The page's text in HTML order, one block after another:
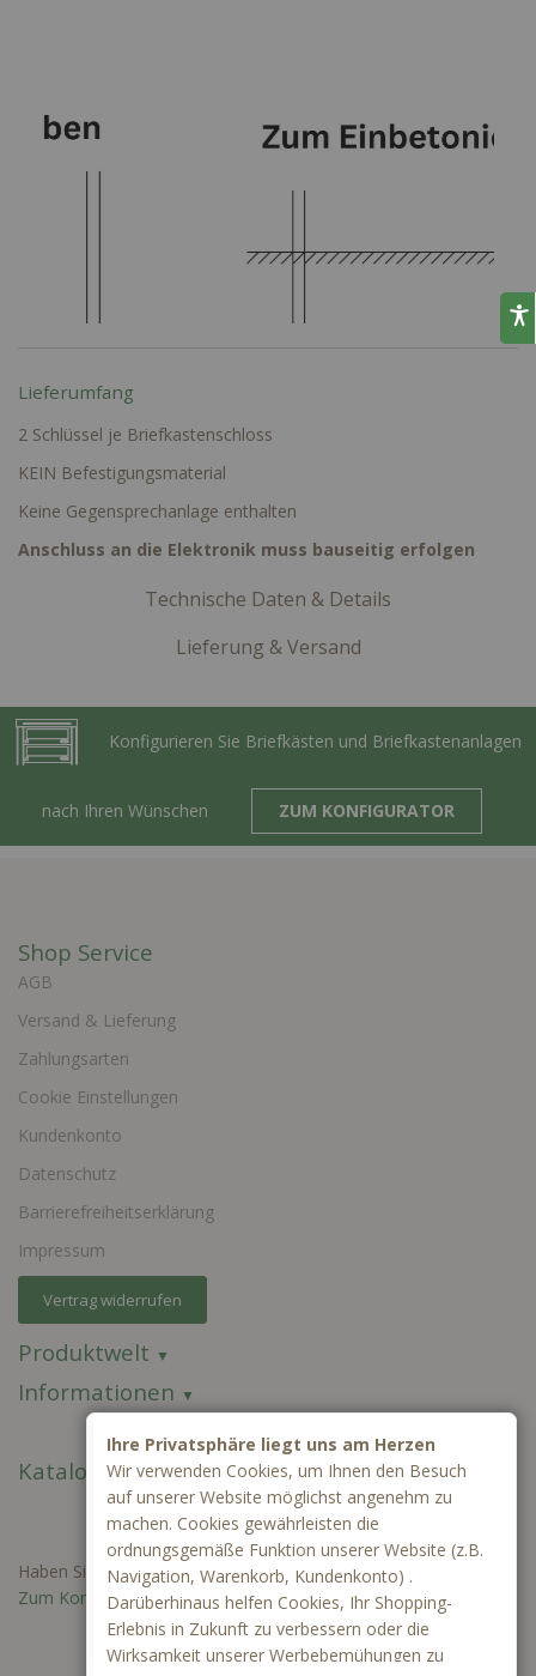
Lieferumfang
2 Schlüssel je Briefkastenschloss
KEIN Befestigungsmaterial
Keine Gegensprechanlage enthalten
Anschluss an die Elektronik muss bauseitig erfolgen
Technische Daten & Details
Lieferung & Versand
Konfigurieren Sie Briefkästen und Briefkastenanlagen
nach Ihren Wünschen ZUM KONFIGURATOR
Shop Service
AGB
Versand & Lieferung
Zahlungsarten
Cookie Einstellungen
Kundenkonto
Datenschutz
Barrierefreiheitserklärung
Impressum
Vertrag widerrufen
Produktwelt
Informationen
Kataloge
Haben Sie Fragen oder benötigen Sie ein individuelles Angebot?
Zum Kontaktformular
Ihre Privatsphäre liegt uns am Herzen
Wir verwenden Cookies, um Ihnen den Besuch
auf unserer Website möglichst angenehm zu
machen. Cookies gewährleisten die
ordnungsgemäße Funktion unserer Website (z.B.
Navigation, Warenkorb, Kundenkonto) .
Darüberhinaus helfen Cookies, Ihr Shopping-
Erlebnis in Zukunft zu verbessern oder die
Wirksamkeit unserer Werbebemühungen zu